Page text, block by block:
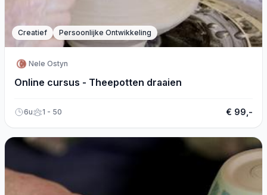
Creatief Persoonlijke Ontwikkeling
Nele Ostyn
Online cursus - Theepotten draaien
6u 1 - 50 € 99,-